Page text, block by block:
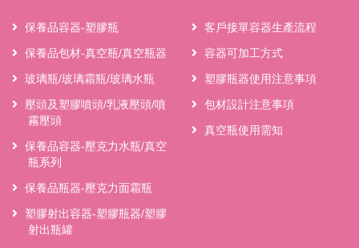
保養品容器-塑膠瓶
保養品包材-真空瓶/真空瓶器
玻璃瓶/玻璃霜瓶/玻璃水瓶
壓頭及塑膠噴頭/乳液壓頭/噴
霧壓頭
保養品容器-壓克力水瓶/真空
瓶系列
保養品瓶器-壓克力面霜瓶
塑膠射出容器-塑膠瓶器/塑膠
射出瓶罐
客戶接單容器生產流程
容器可加工方式
塑膠瓶器使用注意事項
包材設計注意事項
真空瓶使用需知